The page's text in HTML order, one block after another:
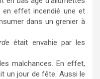
en effet incendié une et
dans un grenier à
était envahie par les
malchances. En effet,
un jour de fête. Aussi le